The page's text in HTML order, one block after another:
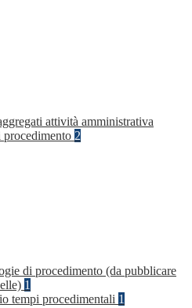
attività amministrativa
2
di procedimento (da pubblicare
1
tempi procedimentali 1